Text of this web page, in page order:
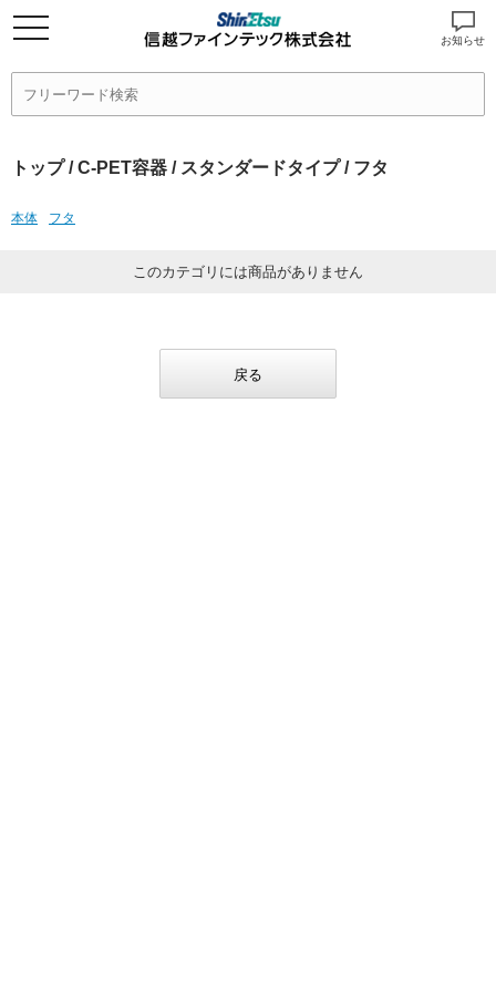
お知らせ
トップ/C-PET容器 / スタンダードタイプ/ フタ
本体 フタ
このカテゴリには商品がありません
戻る